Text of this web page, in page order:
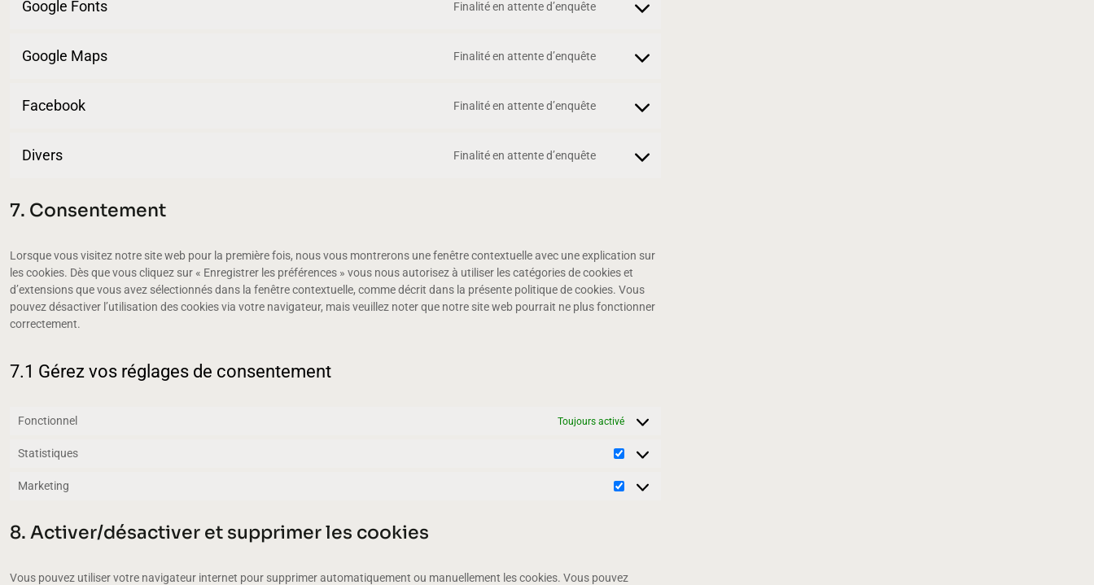
google-
Google Fonts Finalité en attente d’enquête
Consent
google-
Google Maps Finalité en attente d’enquête
Consent
google-
Facebook Finalité en attente d’enquête
Consent
facebook
Divers Finalité en attente d’enquête
Consent
7. Consentement
Lorsque vous visitez notre site web pour la première fois, nous vous montrerons une fenêtre contextuelle avec une explication sur
les cookies. Dès que vous cliquez sur « Enregistrer les préférences » vous nous autorisez à utiliser les catégories de cookies et
d’extensions que vous avez sélectionnés dans la fenêtre contextuelle, comme décrit dans la présente politique de cookies. Vous
pouvez désactiver l’utilisation des cookies via votre navigateur, mais veuillez noter que notre site web pourrait ne plus fonctionner
correctement.
7.1 Gérez vos réglages de consentement
Fonctionnel Toujours activé
Statistiques
Statistiques
Marketing
Marketing
8. Activer/désactiver et supprimer les cookies
Vous pouvez utiliser votre navigateur internet pour supprimer automatiquement ou manuellement les cookies. Vous pouvez